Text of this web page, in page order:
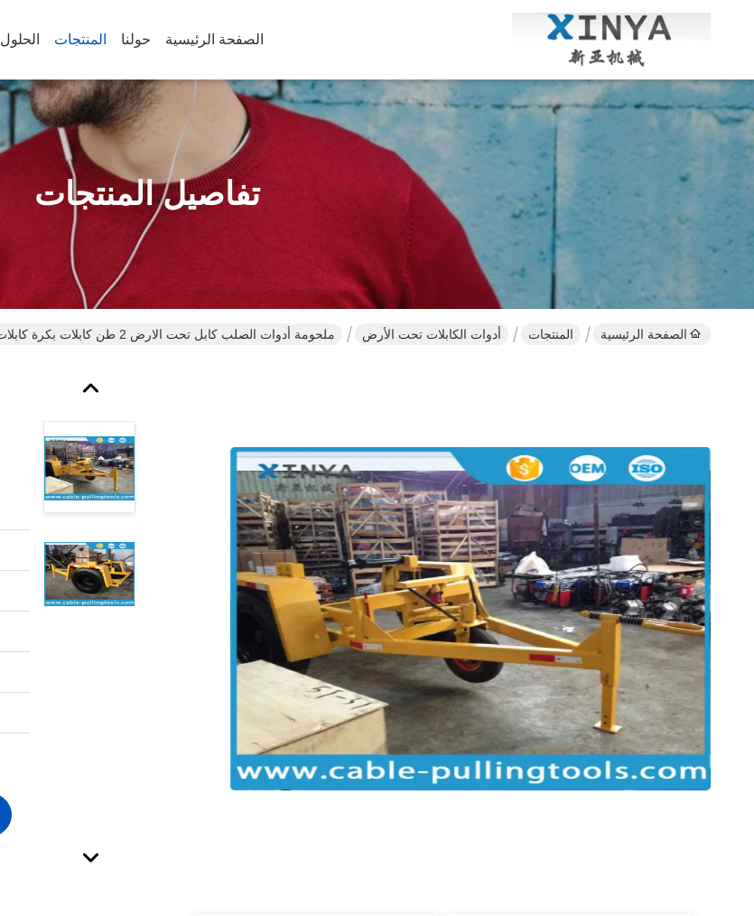
الصفحة الرئيسية حولنا المنتجات الحلول
تفاصيل المنتجات
الصفحة الرئيسية المنتجات أدوات الكابلات تحت الأرض ملحومة أدوات الصلب كابل تحت الارض 2 طن كابلات بكرة كابلات مقطورة نقل سيارة